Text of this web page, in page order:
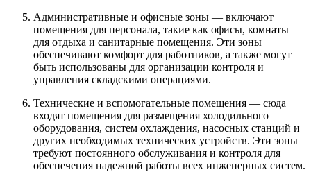
Административные и офисные зоны — включают
помещения для персонала, такие как офисы, комнаты
для отдыха и санитарные помещения. Эти зоны
обеспечивают комфорт для работников, а также могут
быть использованы для организации контроля и
управления складскими операциями.
Технические и вспомогательные помещения — сюда
входят помещения для размещения холодильного
оборудования, систем охлаждения, насосных станций и
других необходимых технических устройств. Эти зоны
требуют постоянного обслуживания и контроля для
обеспечения надежной работы всех инженерных систем.